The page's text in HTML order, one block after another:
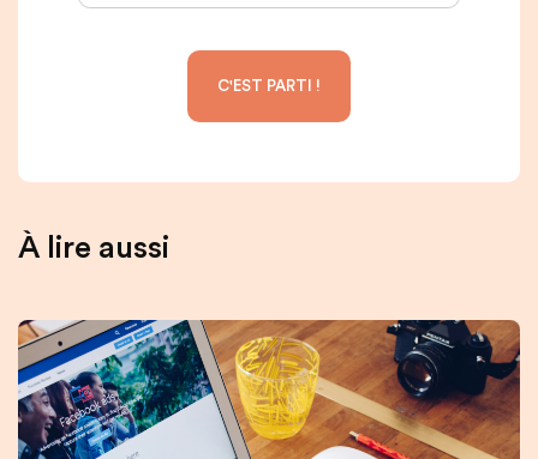
À lire aussi